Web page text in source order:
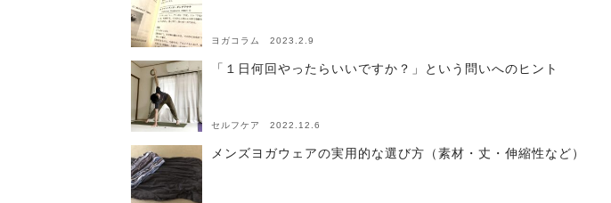
ヨガコラム 2023.2.9
「１日何回やったらいいですか？」という問いへのヒント
セルフケア 2022.12.6
メンズヨガウェアの実用的な選び方（素材・丈・伸縮性など）